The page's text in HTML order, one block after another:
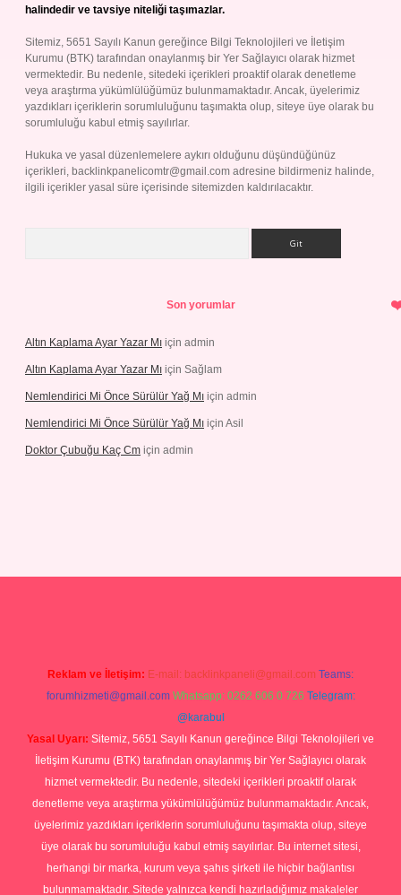
halindedir ve tavsiye niteliği taşımazlar.
Sitemiz, 5651 Sayılı Kanun gereğince Bilgi Teknolojileri ve İletişim
Kurumu (BTK) tarafından onaylanmış bir Yer Sağlayıcı olarak hizmet
vermektedir. Bu nedenle, sitedeki içerikleri proaktif olarak denetleme
veya araştırma yükümlülüğümüz bulunmamaktadır. Ancak, üyelerimiz
yazdıkları içeriklerin sorumluluğunu taşımakta olup, siteye üye olarak bu
sorumluluğu kabul etmiş sayılırlar.
Hukuka ve yasal düzenlemelere aykırı olduğunu düşündüğünüz
içerikleri, backlinkpanelicomtr@gmail.com adresine bildirmeniz halinde,
ilgili içerikler yasal süre içerisinde sitemizden kaldırılacaktır.
Son yorumlar
Altın Kaplama Ayar Yazar Mı için admin
Altın Kaplama Ayar Yazar Mı için Sağlam
Nemlendirici Mi Önce Sürülür Yağ Mı için admin
Nemlendirici Mi Önce Sürülür Yağ Mı için Asil
Doktor Çubuğu Kaç Cm için admin
Reklam ve İletişim: E-mail: backlinkpaneli@gmail.com Teams:
forumhizmeti@gmail.com Whatsapp: 0262 606 0 726 Telegram:
@karabul
Yasal Uyarı: Sitemiz, 5651 Sayılı Kanun gereğince Bilgi Teknolojileri ve
İletişim Kurumu (BTK) tarafından onaylanmış bir Yer Sağlayıcı olarak
hizmet vermektedir. Bu nedenle, sitedeki içerikleri proaktif olarak
denetleme veya araştırma yükümlülüğümüz bulunmamaktadır. Ancak,
üyelerimiz yazdıkları içeriklerin sorumluluğunu taşımakta olup, siteye
üye olarak bu sorumluluğu kabul etmiş sayılırlar. Bu internet sitesi,
herhangi bir marka, kurum veya şahıs şirketi ile hiçbir bağlantısı
bulunmamaktadır. Sitede yalnızca kendi hazırladığımız makaleler